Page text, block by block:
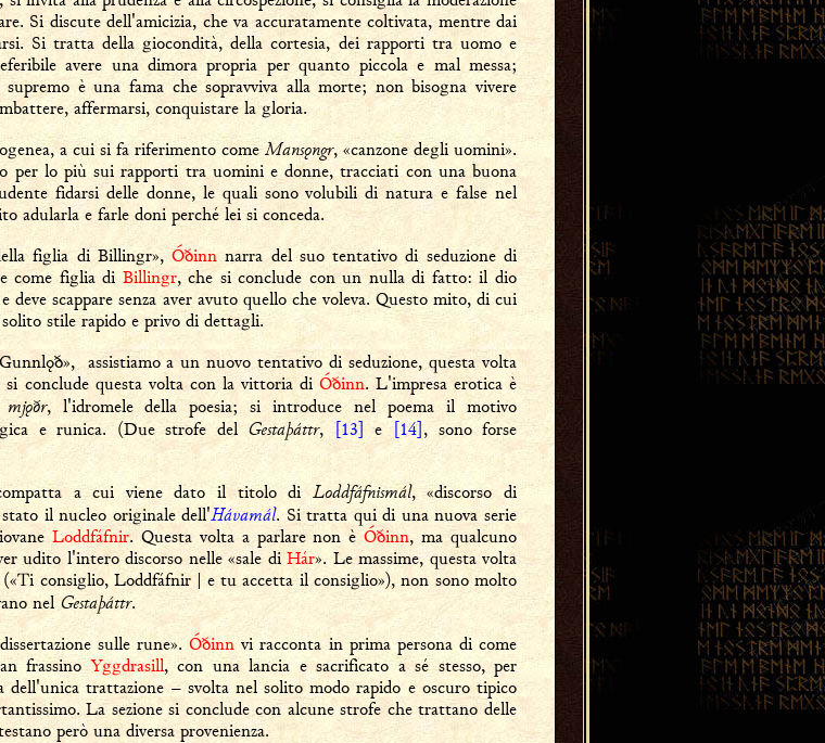
Si discute dell'amicizia, che va accuratamente coltivata, mentre dai
Si tratta della giocondità, della cortesia, dei rapporti tra uomo e
avere una dimora propria per quanto piccola e mal messa;
è una fama che sopravviva alla morte; non bisogna vivere
affermarsi, conquistare la gloria.
a cui si fa riferimento comeMansǫngr, «canzone degli uomini».
per lo più sui rapporti tra uomini e donne, tracciati con una buona
fidarsi delle donne, le quali sono volubili di natura e false nel
adularla e farle doni perché lei si conceda.
figlia di Billingr»,Óðinn narra del suo tentativo di seduzione di
come figlia di Billingr, che si conclude con un nulla di fatto: il dio
deve scappare senza aver avuto quello che voleva. Questo mito, di cui
stile rapido e privo di dettagli.
assistiamo a un nuovo tentativo di seduzione, questa volta
si conclude questa volta con la vittoria di Óðinn. L'impresa erotica è
mjǫðr, l'idromele della poesia; si introduce nel poema il motivo
e runica. (Due strofe del Gestaþáttr, [13] e [14], sono forse
a cui viene dato il titolo di Loddfáfnismál, «discorso di
il nucleo originale dell'Hávamál. Si tratta qui di una nuova serie
Loddfáfnir. Questa volta a parlare non èÓðinn, ma qualcuno
udito l'intero discorso nelle «sale di Hár». Le massime, questa volta
consiglio, Loddfáfnir | e tu accetta il consiglio»), non sono molto
nel Gestaþáttr.
sulle rune».Óðinn vi racconta in prima persona di come
frassinoYggdrasill, con una lancia e sacrificato a sé stesso, per
dell'unica trattazione – svolta nel solito modo rapido e oscuro tipico
La sezione si conclude con alcune strofe che trattano delle
però una diversa provenienza.